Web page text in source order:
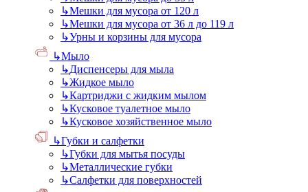
↳Мешки для мусора от 120 л
↳Мешки для мусора от 36 л до 119 л
↳Урны и корзины для мусора
↳Мыло
↳Диспенсеры для мыла
↳Жидкое мыло
↳Картриджи с жидким мылом
↳Кусковое туалетное мыло
↳Кусковое хозяйственное мыло
↳Губки и салфетки
↳Губки для мытья посуды
↳Металлические губки
↳Салфетки для поверхностей